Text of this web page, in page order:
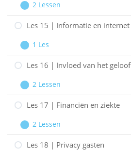
Late
effecten
Uitbreiden
Les
14
Rechten
en
2 Lessen
Les 15 | Informatie en internet
Uitbreiden
Les
15
Informatie
en
1 Les
Les 16 | Invloed van het geloof
Uitbreiden
Les
16
Invloed
van
2 Lessen
Les 17 | Financiën en ziekte
Uitbreiden
Les
17
2 Lessen
Les 18 | Privacy gasten